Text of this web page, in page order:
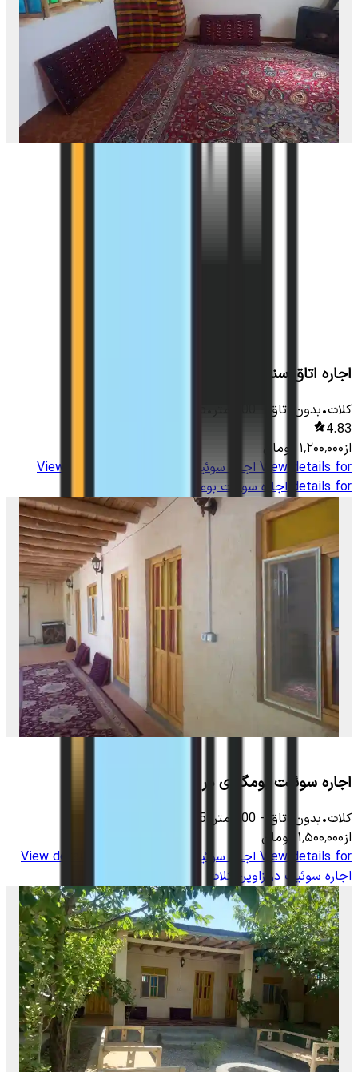
اجاره اتاق سنتی در زاوین کلات
کلات•بدون اتاق
4.83
از۱٬۲۰۰٬۰۰۰
تومان
View details for اجاره سوئیت بومگردی در زاوین کلات
View
details for اجاره سوئیت بومگردی در زاوین کلات
اجاره سوئیت بومگردی در زاوین کلات
کلات•بدون اتاق -
700 متر 5
از۱٬۵۰۰٬۰۰۰ تومان
View details for اجاره سوئیت در زاوین کلات
View details for
اجاره سوئیت در زاوین کلات